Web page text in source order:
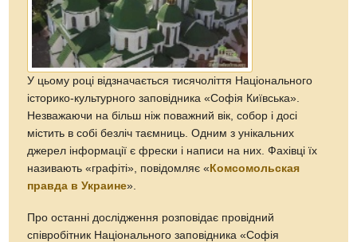
У цьому році відзначається тисячоліття Національного
історико-культурного заповідника «Софія Київська».
Незважаючи на більш ніж поважний вік, собор і досі
містить в собі безліч таємниць. Одним з унікальних
джерел інформації є фрески і написи на них. Фахівці їх
називають «графіті», повідомляє « Комсомольская
правда в Украине».
Про останні дослідження розповідає провідний
співробітник Національного заповідника «Софія